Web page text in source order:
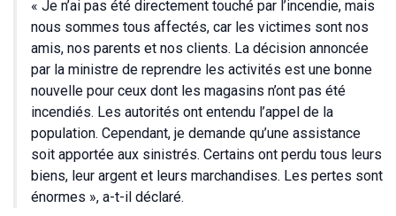
« Je n’ai pas été directement touché par l’incendie, mais
nous sommes tous affectés, car les victimes sont nos
amis, nos parents et nos clients. La décision annoncée
par la ministre de reprendre les activités est une bonne
nouvelle pour ceux dont les magasins n’ont pas été
incendiés. Les autorités ont entendu l’appel de la
population. Cependant, je demande qu’une assistance
soit apportée aux sinistrés. Certains ont perdu tous leurs
biens, leur argent et leurs marchandises. Les pertes sont
énormes », a-t-il déclaré.